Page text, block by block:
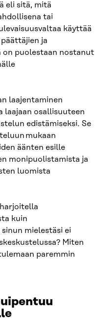
eli sitä, mitä
tai
käyttää
ja
on puolestaan nostanut
laajentaminen
osallisuuteen
edistämiseksi. Se
mukaan
äänten esille
monipuolistamista ja
luomista
kuin
mielestäsi ei
Miten
paremmin